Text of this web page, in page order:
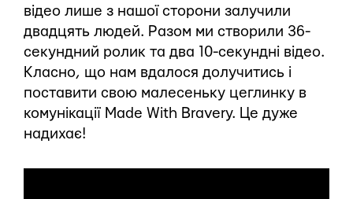
відео лише з нашої сторони залучили
двадцять людей. Разом ми створили 36-
секундний ролик та два 10-секундні відео.
Класно, що нам вдалося долучитись і
поставити свою малесеньку цеглинку в
комунікації Made With Bravery. Це дуже
надихає!